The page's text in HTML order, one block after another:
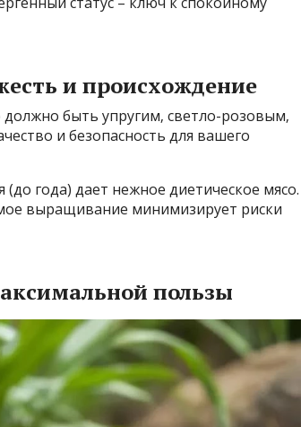
и происхождение
быть упругим‚ светло-розовым‚
и безопасность для вашего
года) дает нежное диетическое мясо.
выращивание минимизирует риски
пользы